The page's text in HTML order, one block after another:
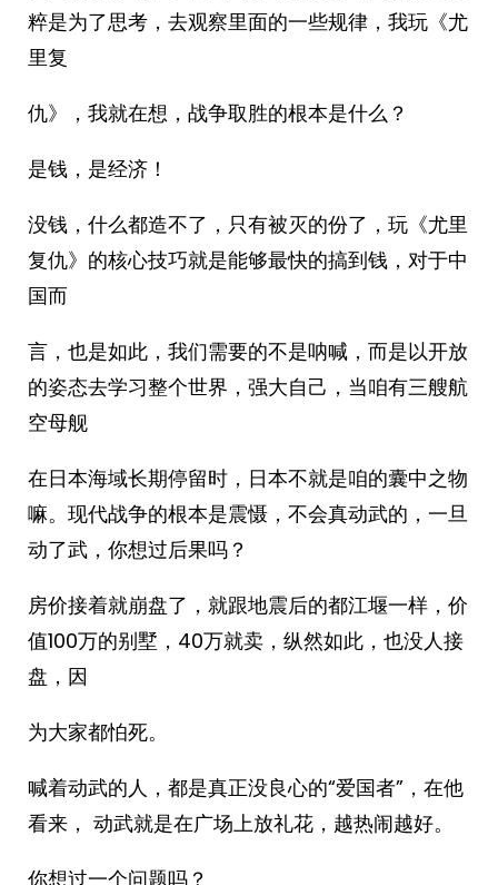
粹是为了思考，去观察里面的一些规律，我玩《尤
里复
仇》，我就在想，战争取胜的根本是什么？
是钱，是经济！
没钱，什么都造不了，只有被灭的份了，玩《尤里
复仇》的核心技巧就是能够最快的搞到钱，对于中
国而
言，也是如此，我们需要的不是呐喊，而是以开放
的姿态去学习整个世界，强大自己，当咱有三艘航
空母舰
在日本海域长期停留时，日本不就是咱的囊中之物
嘛。现代战争的根本是震慑，不会真动武的，一旦
动了武，你想过后果吗？
房价接着就崩盘了，就跟地震后的都江堰一样，价
值100万的别墅，40万就卖，纵然如此，也没人接
盘，因
为大家都怕死。
喊着动武的人，都是真正没良心的“爱国者”，在他
看来， 动武就是在广场上放礼花，越热闹越好。
你想过一个问题吗？